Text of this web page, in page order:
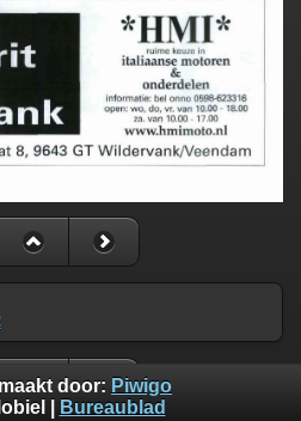
door: Piwigo
Bureaublad